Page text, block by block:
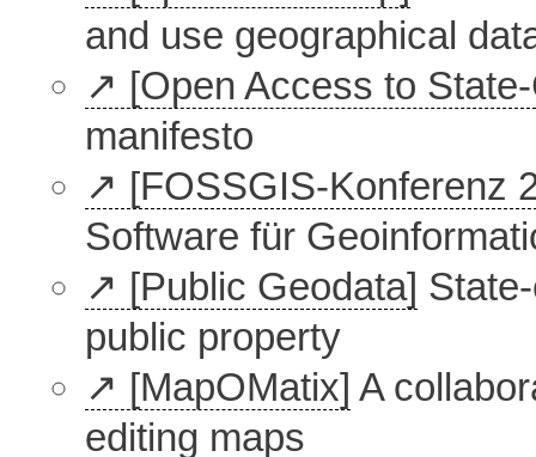
and use geographical
[Open Access to
manifesto
[FOSSGIS-Konferenz
Software für
[Public Geodata]
public property
[MapOMatix] A
editing maps